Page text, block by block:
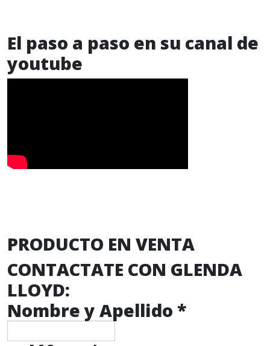
El paso a paso en su canal de
youtube
PRODUCTO EN VENTA
CONTACTATE CON GLENDA
LLOYD:
Nombre y Apellido *